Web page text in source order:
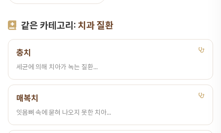
같은 카테고리: 치과 질환
충치
세균에 의해 치아가 녹는 질환...
매복치
잇몸뼈 속에 묻혀 나오지 못한 치아...